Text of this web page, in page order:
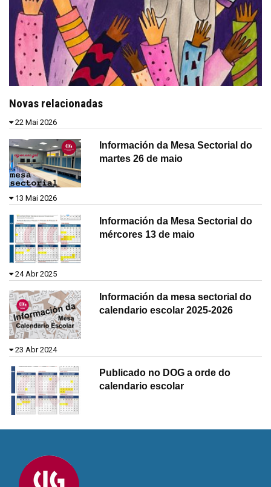
Novas relacionadas
22 Mai 2026
Información da Mesa Sectorial do
martes 26 de maio
13 Mai 2026
Información da Mesa Sectorial do
mércores 13 de maio
24 Abr 2025
Información da mesa sectorial do
calendario escolar 2025-2026
23 Abr 2024
Publicado no DOG a orde do
calendario escolar